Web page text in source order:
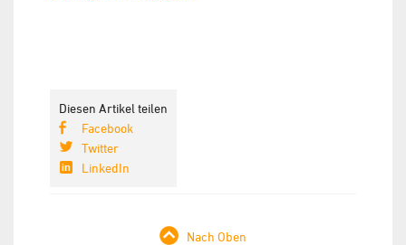
Diesen Artikel teilen
Facebook
Twitter
LinkedIn
Nach Oben